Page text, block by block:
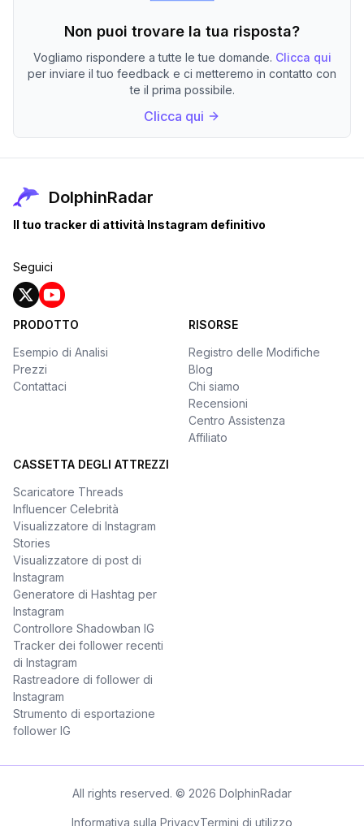
Non puoi trovare la tua risposta?
Vogliamo rispondere a tutte le tue domande. Clicca qui
per inviare il tuo feedback e ci metteremo in contatto con
te il prima possibile.
Clicca qui
DolphinRadar
Il tuo tracker di attività Instagram definitivo
Seguici
PRODOTTO
Esempio di Analisi
Prezzi
Contattaci
RISORSE
Registro delle Modifiche
Blog
Chi siamo
Recensioni
Centro Assistenza
Affiliato
CASSETTA DEGLI ATTREZZI
Scaricatore Threads
Influencer Celebrità
Visualizzatore di Instagram
Stories
Visualizzatore di post di
Instagram
Generatore di Hashtag per
Instagram
Controllore Shadowban IG
Tracker dei follower recenti
di Instagram
Rastreadore di follower di
Instagram
Strumento di esportazione
follower IG
All rights reserved. © 2026 DolphinRadar
Informativa sulla PrivacyTermini di utilizzo